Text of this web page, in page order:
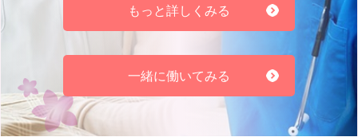
もっと詳しくみる
一緒に働いてみる